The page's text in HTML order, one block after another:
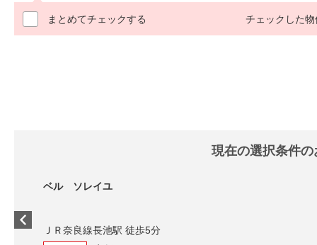
まとめてチェックする チェックした物
現在の選択条件